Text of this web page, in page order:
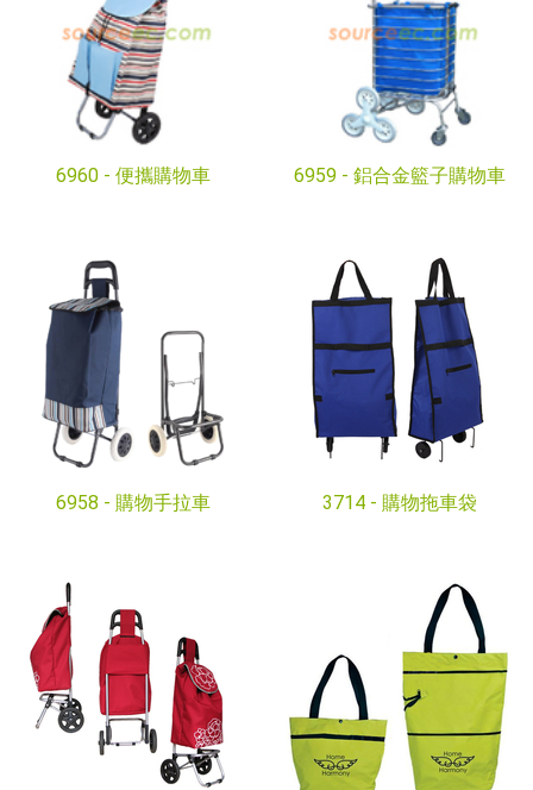
6960 - 便攜購物車 6959 - 鋁合金籃子購物車
6958 - 購物手拉車 3714 - 購物拖車袋